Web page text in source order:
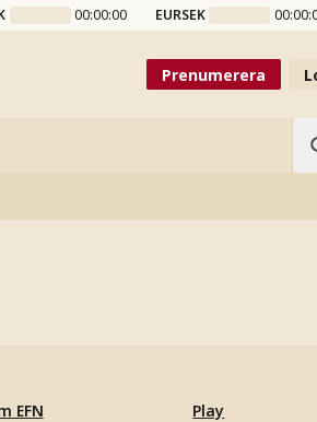
00:00:00 EURSEK
Prenumerera
EFN
Play